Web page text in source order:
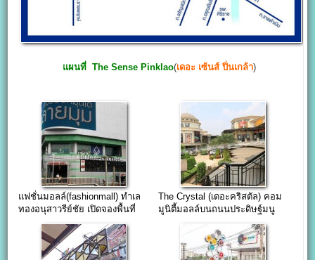
แผนที่ The Sense Pinklao(เดอะ เซ้นส์ ปิ่นเกล้า)
แฟชั่นมอลล์(fashionmall) ทำเล
ทองอนุสาวรีย์ชัย เปิดจองพื้นที่
The Crystal (เดอะคริสตัล) คอม
มูนิตี้มอลล์บนถนนประดิษฐ์มนู